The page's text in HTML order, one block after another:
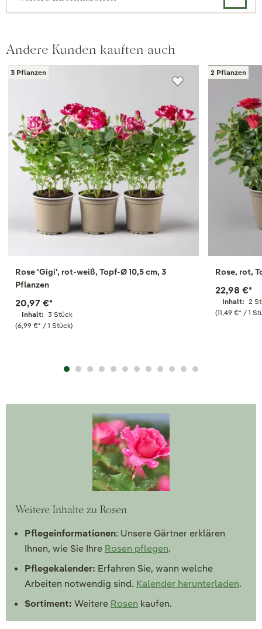
Andere Kunden kauften auch
3 Pflanzen
Rose 'Gigi', rot-weiß, Topf-Ø 10,5 cm, 3
Pflanzen
Inhalt: 3 Stück
(6,99 €* / 1 Stück)
20,97 €*
2 Pflanzen
Rose, rot,
Inhalt: 2
(11,49 €* / 1
22,98 €*
Weitere Inhalte zu Rosen
Pflegeinformationen: Unsere Gärtner erklären
Ihnen, wie Sie Ihre Rosen pflegen.
Pflegekalender: Erfahren Sie, wann welche
Arbeiten notwendig sind. Kalender herunterladen.
Sortiment: Weitere Rosen kaufen.